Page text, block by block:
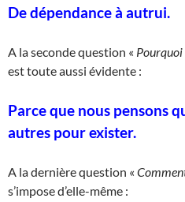
De dépendance à autrui.
A la seconde question « Pourquoi
est toute aussi évidente :
Parce que nous pensons
autres pour exister.
A la dernière question «
s’impose d’elle-même :